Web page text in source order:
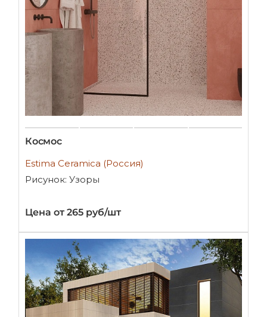
Космос
Estima Ceramica (Россия)
Рисунок: Узоры
Цена от 265 руб/шт